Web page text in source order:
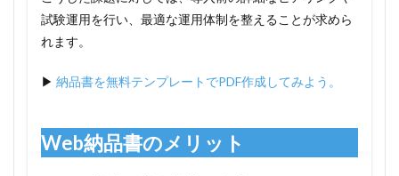
試験運用を行い、最適な運用体制を整えることが求めら
れます。
▶ 納品書を無料テンプレートでPDF作成してみよう。
Web納品書のメリット